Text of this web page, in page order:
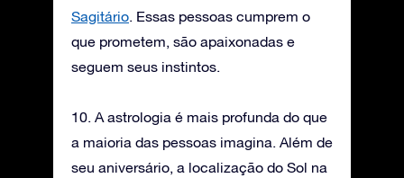
Sagitário. Essas pessoas cumprem o
que prometem, são apaixonadas e
seguem seus instintos.
10. A astrologia é mais profunda do que
a maioria das pessoas imagina. Além de
seu aniversário, a localização do Sol na